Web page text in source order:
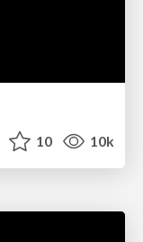
10 10k